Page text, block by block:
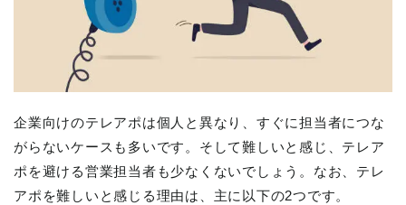
企業向けのテレアポは個人と異なり、すぐに担当者につな
がらないケースも多いです。そして難しいと感じ、テレア
ポを避ける営業担当者も少なくないでしょう。なお、テレ
アポを難しいと感じる理由は、主に以下の2つです。